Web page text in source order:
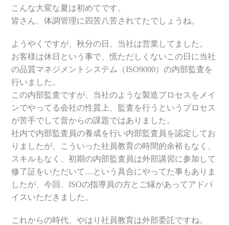
こんな大変な夏は初めてです。
皆さん、体調管理に四苦八苦されてたでしょうね。
ようやくですが、秋分の日、当社は営業してました。
お客様は休日という事で、慌ただしくないこの日に当社
の品質マネジメントシステム（ISO9000）の内部監査を
行いました。
この内部監査ですが、当社のような製造プロセスをメイ
ンでやってる会社の性質上、監査を行うというプロセス
が苦手でして昔からの課題ではありました。
社内で内部監査員の養成を行い内部監査員を認定してお
りましたが、こういった社員教育の時間的余裕もなく、
スキルもなく、初期の内部監査員は外部講習に参加して
修了証をいただいて…という具合にやってた事もありま
したが、今回、ISOの指導員の方とご縁があってアドバ
イスいただきました。
これからの時代、やはり社員教育は外部委託ですね。